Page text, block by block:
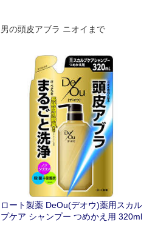
男の頭皮アブラ ニオイまで
ロート製薬 DeOu(デオウ)薬用スカル
プケア シャンプー つめかえ用 320ml